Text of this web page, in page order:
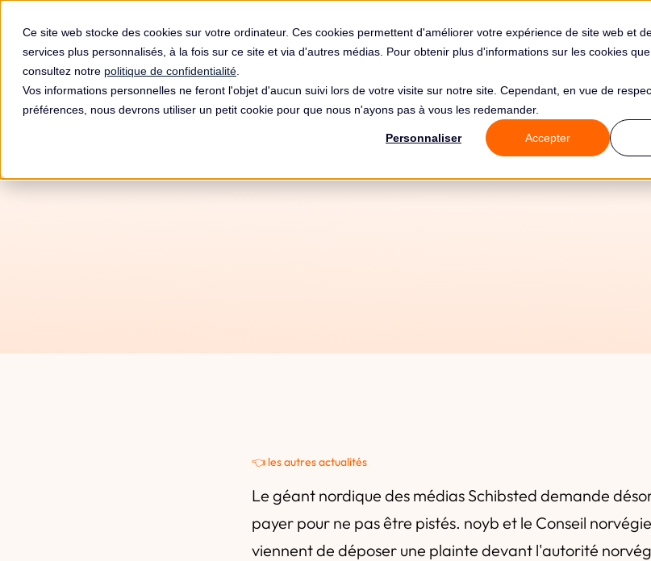
Ce site web stocke des cookies sur votre ordinateur. Ces cookies permettent d'améliorer votre expérience de site web et
services plus personnalisés, à la fois sur ce site et via d'autres médias. Pour obtenir plus d'informations sur les cookies que
consultez notre politique de confidentialité
Vos informations personnelles ne feront l'objet d'aucun suivi lors de votre visite sur notre site. Cependant, en vue de
préférences, nous devrons utiliser un petit cookie pour que nous n'ayons pas à vous les redemander.
Personnaliser Accepter
Produits Solutions Tarifs Clients
👈 les autres actualités
Le géant nordique des médias Schibsted demande
payer pour ne pas être pistés. noyb et le Conseil
viennent de déposer une plainte devant l'autorité